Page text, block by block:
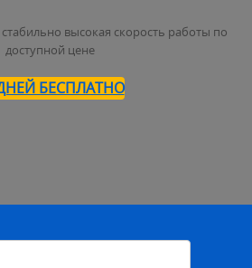
высокая скорость работы по
доступной цене
БЕСПЛАТНО